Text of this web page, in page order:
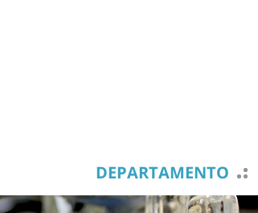
DEPARTAMENTO